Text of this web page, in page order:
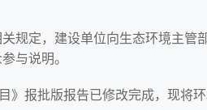
规定，建设单位向生态环境主管
与说明。
》报批版报告已修改完成，现将